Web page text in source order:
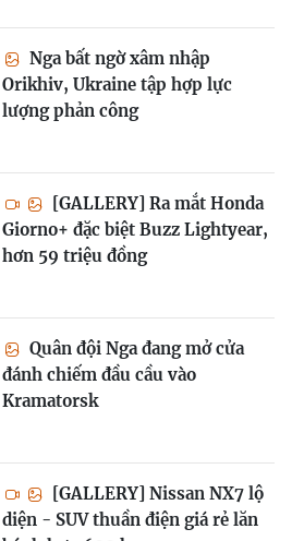
Nga bất ngờ xâm nhập
Orikhiv, Ukraine tập hợp lực
lượng phản công
[GALLERY] Ra mắt Honda
Giorno+ đặc biệt Buzz Lightyear,
hơn 59 triệu đồng
Quân đội Nga đang mở cửa
đánh chiếm đầu cầu vào
Kramatorsk
[GALLERY] Nissan NX7 lộ
diện - SUV thuần điện giá rẻ lăn